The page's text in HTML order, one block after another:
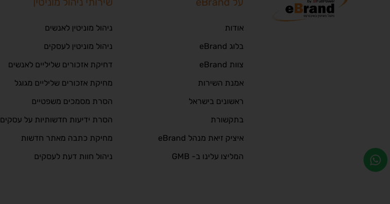
אודות
בלוג eBrand
צוות eBrand
אמנת השירות
ראשונים בישראל
בתקשורת
איציק זיאת מנהל eBrand
המליצו עלינו ב- GMB
ניהול מוניטין לאנשים
ניהול מוניטין לעסקים
דחיקת אזכורים שליליים לאנשים
מחיקת אזכורים שליליים מגוגל
הסרת מסמכים משפטיים
הסרת ידיעות חדשותיות על עסקים
מחיקת כתבה מאתר חדשות
ניהול חוות דעת לעסקים